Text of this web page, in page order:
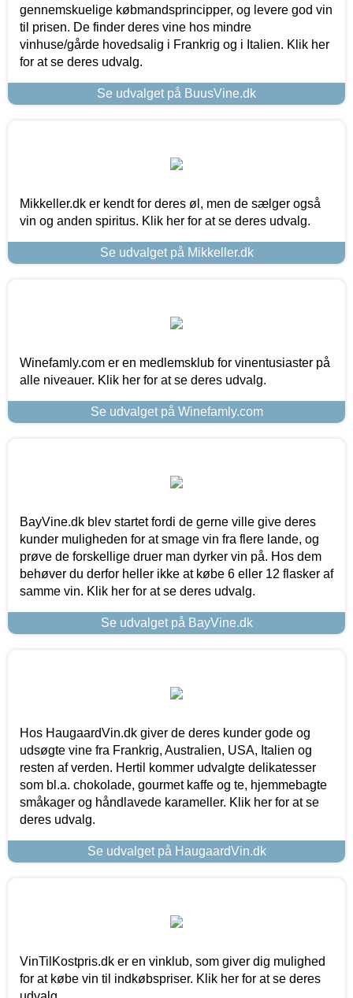
gennemskuelige købmandsprincipper, og levere god vin
til prisen. De finder deres vine hos mindre
vinhuse/gårde hovedsalig i Frankrig og i Italien. Klik her
for at se deres udvalg.
Se udvalget på BuusVine.dk
Mikkeller.dk er kendt for deres øl, men de sælger også
vin og anden spiritus. Klik her for at se deres udvalg.
Se udvalget på Mikkeller.dk
Winefamly.com er en medlemsklub for vinentusiaster på
alle niveauer. Klik her for at se deres udvalg.
Se udvalget på Winefamly.com
BayVine.dk blev startet fordi de gerne ville give deres
kunder muligheden for at smage vin fra flere lande, og
prøve de forskellige druer man dyrker vin på. Hos dem
behøver du derfor heller ikke at købe 6 eller 12 flasker af
samme vin. Klik her for at se deres udvalg.
Se udvalget på BayVine.dk
Hos HaugaardVin.dk giver de deres kunder gode og
udsøgte vine fra Frankrig, Australien, USA, Italien og
resten af verden. Hertil kommer udvalgte delikatesser
som bl.a. chokolade, gourmet kaffe og te, hjemmebagte
småkager og håndlavede karameller. Klik her for at se
deres udvalg.
Se udvalget på HaugaardVin.dk
VinTilKostpris.dk er en vinklub, som giver dig mulighed
for at købe vin til indkøbspriser. Klik her for at se deres